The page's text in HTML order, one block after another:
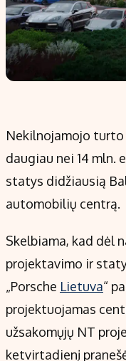
Migracija
Redakcija
Apie mus
Turinio žymėjimo
Kontaktai
Regionų naujienos
Indėlių palūkanos
Nekilnojamojo turto
daugiau nei 14 mln.
statys didžiausią
automobilių centrą.
Skelbiama, kad dėl
projektavimo ir
„Porsche Lietuva“
projektuojamas
užsakomųjų NT
ketvirtadienį